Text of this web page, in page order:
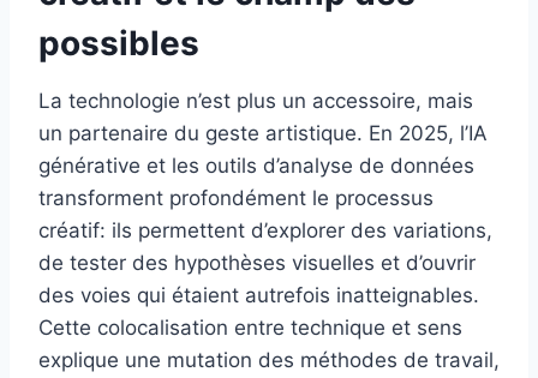
possibles
La technologie n’est plus un accessoire, mais
un partenaire du geste artistique. En 2025, l’IA
générative et les outils d’analyse de données
transforment profondément le processus
créatif: ils permettent d’explorer des variations,
de tester des hypothèses visuelles et d’ouvrir
des voies qui étaient autrefois inatteignables.
Cette colocalisation entre technique et sens
explique une mutation des méthodes de travail,